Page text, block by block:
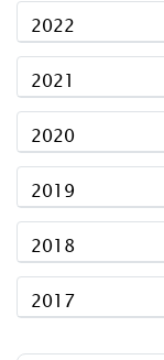
2022
2021
2020
2019
2018
2017